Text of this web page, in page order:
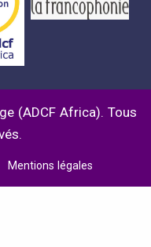
(ADCF Africa). Tous
Mentions légales